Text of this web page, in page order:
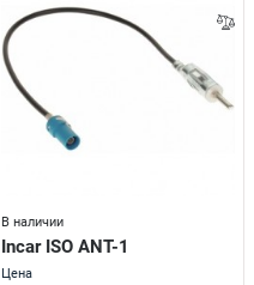
В наличии
Incar ISO ANT-1
Цена